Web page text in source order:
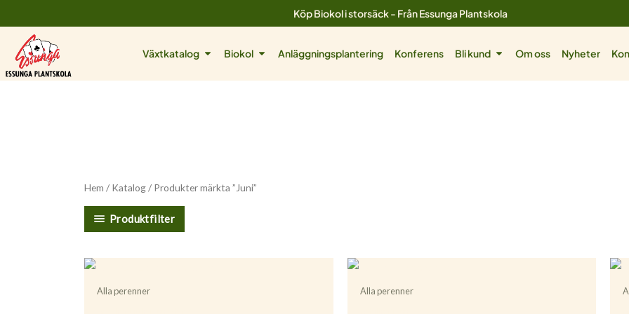
till
innehåll
Köp Biokol i storsäck - Från Essunga Plantskola
Växtkatalog Öppna Växtkatalog
Biokol Öppna Biokol
Anläggningsplantering Konferens Bli kund Öppna Bli kund
Om oss Nyheter
Hem / Katalog/ Produkter märkta ”Juni”
Produktfilter
Alla perenner Alla perenner